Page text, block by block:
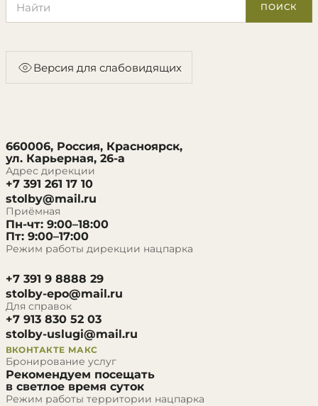
ПОИСК
Версия для слабовидящих
660006, Россия, Красноярск,
ул. Карьерная, 26-а
Адрес дирекции
+7 391 261 17 10
stolby@mail.ru
Приёмная
Пн-чт: 9:00–18:00
Пт: 9:00–17:00
Режим работы дирекции нацпарка
+7 391 9 8888 29
stolby-epo@mail.ru
Для справок
+7 913 830 52 03
stolby-uslugi@mail.ru
ВКОНТАКТЕ МАКС
Бронирование услуг
Рекомендуем посещать
в светлое время суток
Режим работы территории нацпарка